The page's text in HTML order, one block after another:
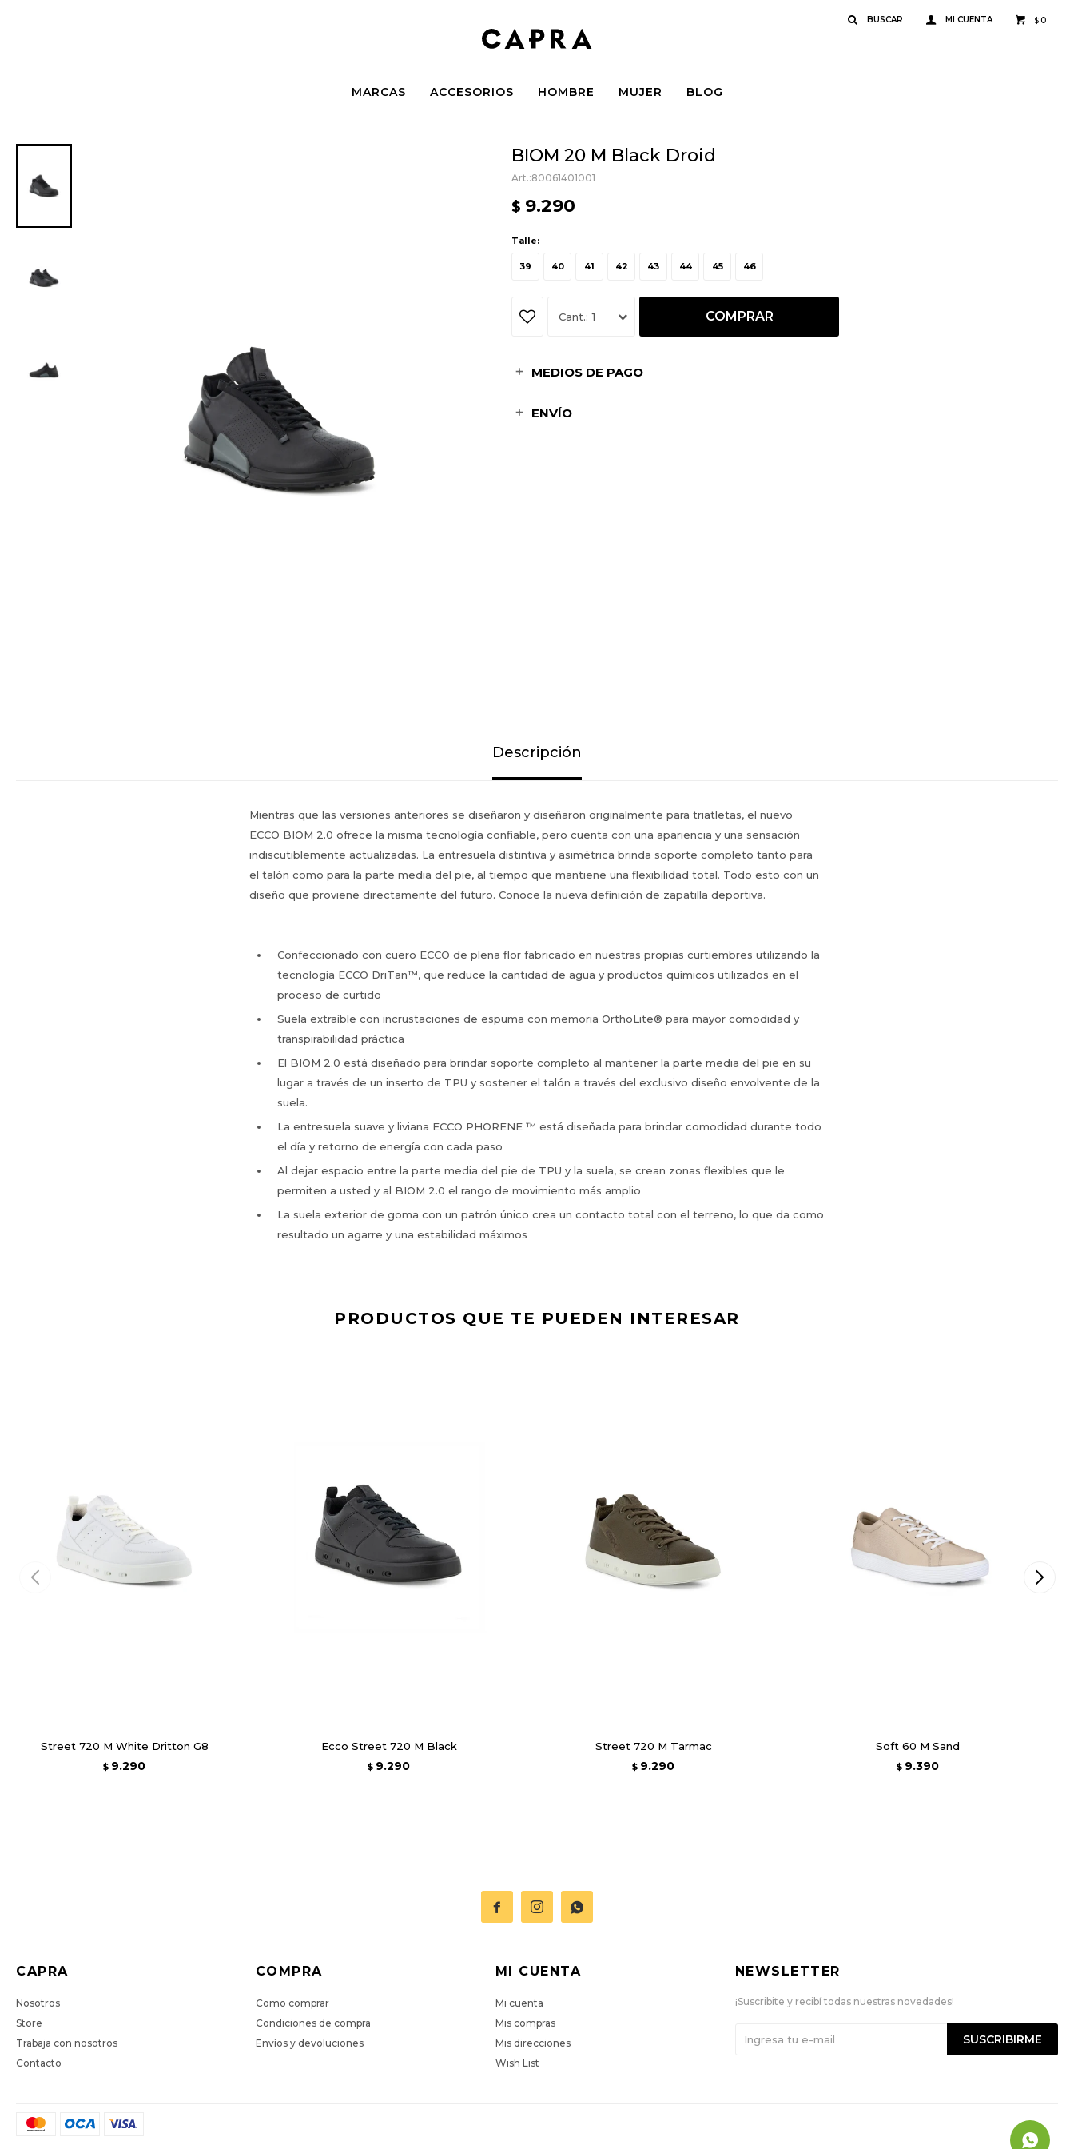
MARCAS ACCESORIOS HOMBRE MUJER BLOG
$ 0
BIOM 20 M Black Droid
80061401001
$ 9.290
Talle:
39 40 41 42 43 44 45 46
1 COMPRAR
MEDIOS DE PAGO
ENVÍO
Descripción
Mientras que las versiones anteriores se diseñaron y diseñaron originalmente para triatletas, el nuevo
ECCO BIOM 2.0 ofrece la misma tecnología confiable, pero cuenta con una apariencia y una sensación
indiscutiblemente actualizadas. La entresuela distintiva y asimétrica brinda soporte completo tanto para
el talón como para la parte media del pie, al tiempo que mantiene una flexibilidad total. Todo esto con un
diseño que proviene directamente del futuro. Conoce la nueva definición de zapatilla deportiva.
Confeccionado con cuero ECCO de plena flor fabricado en nuestras propias curtiembres utilizando la
tecnología ECCO DriTan™, que reduce la cantidad de agua y productos químicos utilizados en el
proceso de curtido
Suela extraíble con incrustaciones de espuma con memoria OrthoLite® para mayor comodidad y
transpirabilidad práctica
El BIOM 2.0 está diseñado para brindar soporte completo al mantener la parte media del pie en su
lugar a través de un inserto de TPU y sostener el talón a través del exclusivo diseño envolvente de la
suela.
La entresuela suave y liviana ECCO PHORENE ™ está diseñada para brindar comodidad durante todo
el día y retorno de energía con cada paso
Al dejar espacio entre la parte media del pie de TPU y la suela, se crean zonas flexibles que le
permiten a usted y al BIOM 2.0 el rango de movimiento más amplio
La suela exterior de goma con un patrón único crea un contacto total con el terreno, lo que da como
resultado un agarre y una estabilidad máximos
PRODUCTOS QUE TE PUEDEN INTERESAR
Street 720 M White Dritton G8
$ 9.290
Ecco Street 720 M Black
$ 9.290
Street 720 M Tarmac
$ 9.290
Soft 60 M Sand
$ 9.390
  
CAPRA
Nosotros
Store
Trabaja con nosotros
Contacto
COMPRA
Como comprar
Condiciones de compra
Envíos y devoluciones
MI CUENTA
Mi cuenta
Mis compras
Mis direcciones
Wish List
NEWSLETTER
¡Suscribite y recibí todas nuestras novedades!
SUSCRIBIRME